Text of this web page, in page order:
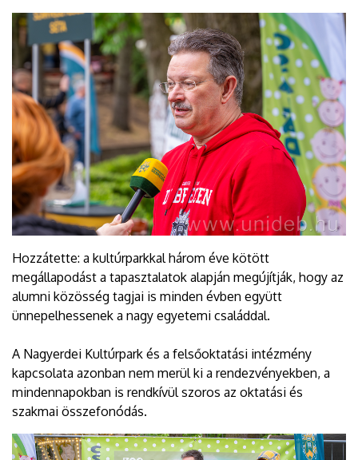
Hozzátette: a kultúrparkkal három éve kötött
megállapodást a tapasztalatok alapján megújítják, hogy az
alumni közösség tagjai is minden évben együtt
ünnepelhessenek a nagy egyetemi családdal.
A Nagyerdei Kultúrpark és a felsőoktatási intézmény
kapcsolata azonban nem merül ki a rendezvényekben, a
mindennapokban is rendkívül szoros az oktatási és
szakmai összefonódás.